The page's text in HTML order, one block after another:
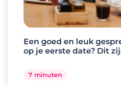
Een goed en leuk
op je eerste date? Dit
7 minuten